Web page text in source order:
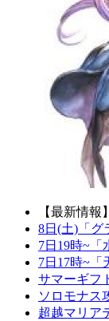
【最新情報】
8日(土)「グ
7日19時~「
7日17時~「
サマーギフ
ソロモナス
超越マリア